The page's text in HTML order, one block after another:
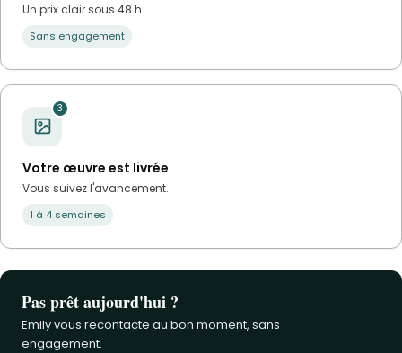
Un prix clair sous 48 h.
Sans engagement
3
Votre œuvre est livrée
Vous suivez l'avancement.
1 à 4 semaines
Pas prêt aujourd'hui ?
Emily vous recontacte au bon moment, sans
engagement.